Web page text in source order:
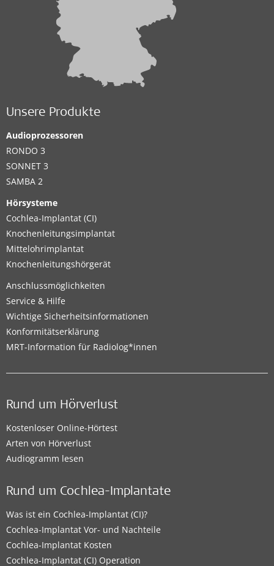
Unsere Produkte
Audioprozessoren
RONDO 3
SONNET 3
SAMBA 2
Hörsysteme
Cochlea-Implantat (CI)
Knochenleitungsimplantat
Mittelohrimplantat
Knochenleitungshörgerät
Anschlussmöglichkeiten
Service & Hilfe
Wichtige Sicherheitsinformationen
Konformitätserklärung
MRT-Information für Radiolog*innen
Rund um Hörverlust
Kostenloser Online-Hörtest
Arten von Hörverlust
Audiogramm lesen
Rund um Cochlea-Implantate
Was ist ein Cochlea-Implantat (CI)?
Cochlea-Implantat Vor- und Nachteile
Cochlea-Implantat Kosten
Cochlea-Implantat (CI) Operation